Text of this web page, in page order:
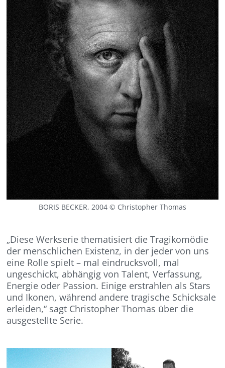
BORIS BECKER, 2004 © Christopher Thomas
„Diese Werkserie thematisiert die Tragikomödie
der menschlichen Existenz, in der jeder von uns
eine Rolle spielt – mal eindrucksvoll, mal
ungeschickt, abhängig von Talent, Verfassung,
Energie oder Passion. Einige erstrahlen als Stars
und Ikonen, während andere tragische Schicksale
erleiden,“ sagt Christopher Thomas über die
ausgestellte Serie.